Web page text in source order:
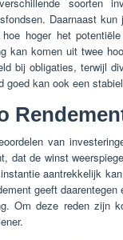
Daarnaast
hoger het
kan komen uit twee
bij obligaties, terwijl
goed kan ook een
van
dat de winst
aantrekkelijk
geeft
Om deze reden zijn